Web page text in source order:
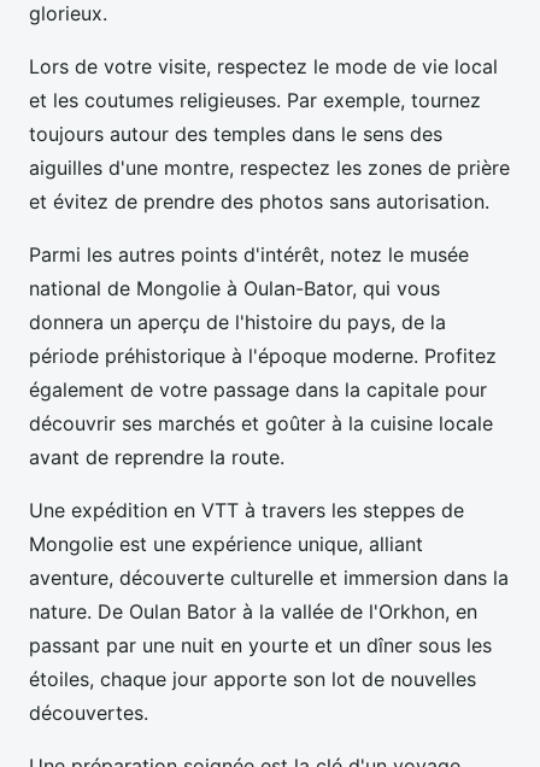
glorieux.
Lors de votre visite, respectez le mode de vie local
et les coutumes religieuses. Par exemple, tournez
toujours autour des temples dans le sens des
aiguilles d'une montre, respectez les zones de prière
et évitez de prendre des photos sans autorisation.
Parmi les autres points d'intérêt, notez le musée
national de Mongolie à Oulan-Bator, qui vous
donnera un aperçu de l'histoire du pays, de la
période préhistorique à l'époque moderne. Profitez
également de votre passage dans la capitale pour
découvrir ses marchés et goûter à la cuisine locale
avant de reprendre la route.
Une expédition en VTT à travers les steppes de
Mongolie est une expérience unique, alliant
aventure, découverte culturelle et immersion dans la
nature. De Oulan Bator à la vallée de l'Orkhon, en
passant par une nuit en yourte et un dîner sous les
étoiles, chaque jour apporte son lot de nouvelles
découvertes.